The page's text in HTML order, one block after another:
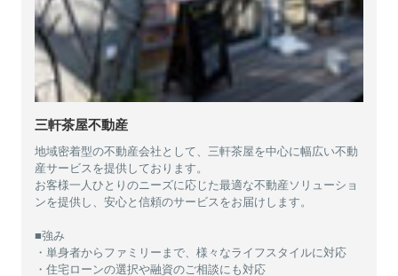
三軒茶屋不動産
地域密着型の不動産会社として、三軒茶屋を中心に幅広い不動
産サービスを提供しております。
お客様一人ひとりのニーズに応じた最適な不動産ソリューショ
ンを提供し、安心と信頼のサービスをお届けします。
■強み
・単身者からファミリーまで、様々なライフスタイルに対応
・住宅ローンの選択や融資のご相談にも対応